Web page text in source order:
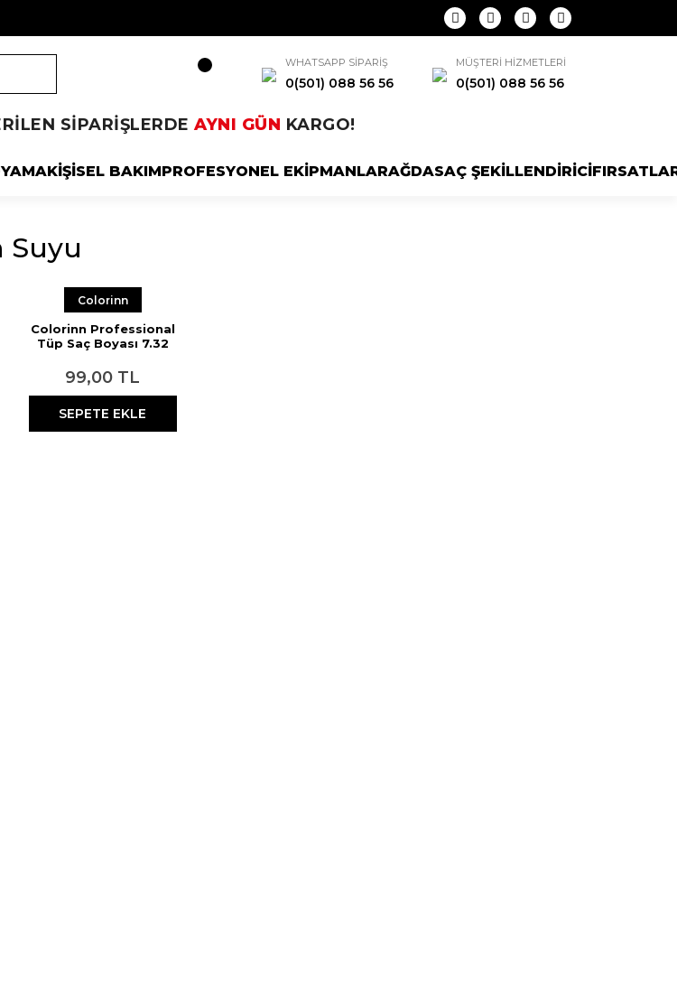
WHATSAPP SİPARİŞ
0(501) 088 56 56
MÜŞTERİ HİZMETLERİ
0(501) 088 56 56
SİPARİŞLERDEAYNI GÜN KARGO!
KİŞİSEL BAKIMPROFESYONEL EKİPMANLARAĞDASAÇ ŞEKİLLENDİRİCİ
Suyu
Colorinn
Colorinn Professional
Tüp Saç Boyası 7.32
99,00 TL
SEPETE EKLE